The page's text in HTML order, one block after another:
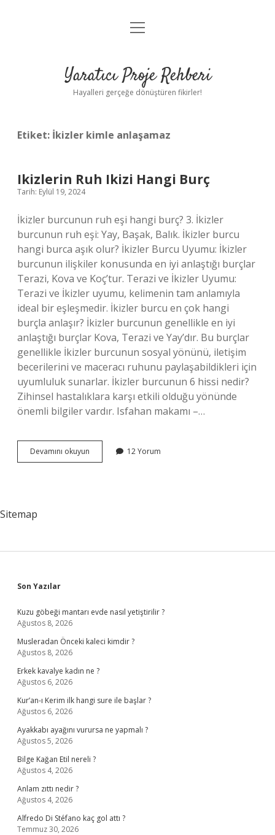
Anasayfa
Yasal Uyarı
menüyü
Yaratıcı Proje Rehberi
Hayalleri gerçeğe dönüştüren fikirler!
Etiket: İkizler kimle anlaşamaz
Ikizlerin Ruh Ikizi Hangi Burç
Tarih: Eylül 19, 2024
İkizler burcunun ruh eşi hangi burç? 3. İkizler
burcunun ruh eşi: Yay, Başak, Balık. İkizler burcu
hangi burca aşık olur? İkizler Burcu Uyumu: İkizler
burcunun ilişkiler konusunda en iyi anlaştığı burçlar
Terazi, Kova ve Koç’tur. Terazi ve İkizler Uyumu:
Terazi ve İkizler uyumu, kelimenin tam anlamıyla
ideal bir eşleşmedir. İkizler burcu en çok hangi
burçla anlaşır? İkizler burcunun genellikle en iyi
anlaştığı burçlar Kova, Terazi ve Yay’dır. Bu burçlar
genellikle İkizler burcunun sosyal yönünü, iletişim
becerilerini ve maceracı ruhunu paylaşabildikleri için
uyumluluk sunarlar. İkizler burcunun 6 hissi nedir?
Zihinsel hastalıklara karşı etkili olduğu yönünde
önemli bilgiler vardır. Isfahan makamı –…
Devamını okuyun
Ruh
12 Yorum
Sitemap
Sidebar
Son Yazılar
Kuzu göbeği mantarı evde nasıl yetiştirilir ?
Ağustos 8, 2026
Musleradan Önceki kaleci kimdir ?
Ağustos 8, 2026
Erkek kavalye kadın ne ?
Ağustos 6, 2026
Kur’an-ı Kerim ilk hangi sure ile başlar ?
Ağustos 6, 2026
Ayakkabı ayağını vurursa ne yapmalı ?
Ağustos 5, 2026
Bilge Kağan Etil nereli ?
Ağustos 4, 2026
Anlam zıttı nedir ?
Ağustos 4, 2026
Alfredo Di Stéfano kaç gol attı ?
Temmuz 30, 2026